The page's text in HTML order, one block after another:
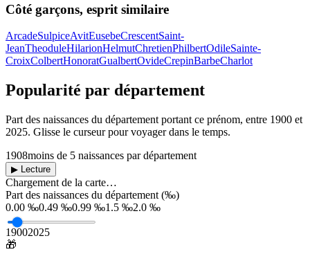
Côté garçons, esprit similaire
ArcadeSulpiceAvitEusebeCrescentSaint-
JeanTheoduleHilarionHelmutChretienPhilbertOdileSainte-
CroixColbertHonoratGualbertOvideCrepinBarbeCharlot
Popularité par département
Part des naissances du département portant ce prénom, entre 1900 et
2025. Glisse le curseur pour voyager dans le temps.
1908moins de 5 naissances par département
▶ Lecture
Chargement de la carte…
Part des naissances du département (‰)
0.00 ‰0.49 ‰0.99 ‰1.5 ‰2.0 ‰
19002025
🎁